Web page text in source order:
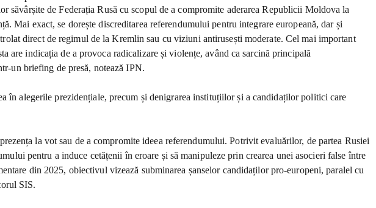
de Federația Rusă cu scopul de a compromite aderarea Republicii Moldova la
Mai exact, se dorește discreditarea referendumului pentru integrare europeană, dar și
direct de regimul de la Kremlin sau cu viziuni antirusești moderate. Cel mai important
are indicația de a provoca radicalizare și violențe, având ca sarcină principală
un briefing de presă, notează IPN.
în alegerile prezidențiale, precum și denigrarea instituțiilor și a candidaților politici care
la vot sau de a compromite ideea referendumului. Potrivit evaluărilor, de partea Rusiei
pentru a induce cetățenii în eroare și să manipuleze prin crearea unei asocieri false între
din 2025, obiectivul vizează subminarea șanselor candidaților pro-europeni, paralel cu
SIS.